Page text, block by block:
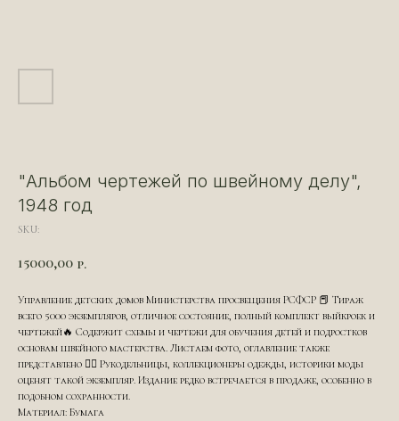
"Альбом чертежей по швейному делу",
1948 год
SKU:
15000,00 р.
Управление детских домов Министерства просвещения РСФСР 📕 Тираж
всего 5000 экземпляров, отличное состояние, полный комплект выйкроек и
чертежей🔥 Содержит схемы и чертежи для обучения детей и подростков
основам швейного мастерства. Листаем фото, оглавление также
представлено 👆🏻 Рукодельницы, коллекционеры одежды, историки моды
оценят такой экземпляр. Издание редко встречается в продаже, особенно в
подобном сохранности.
Материал: Бумага